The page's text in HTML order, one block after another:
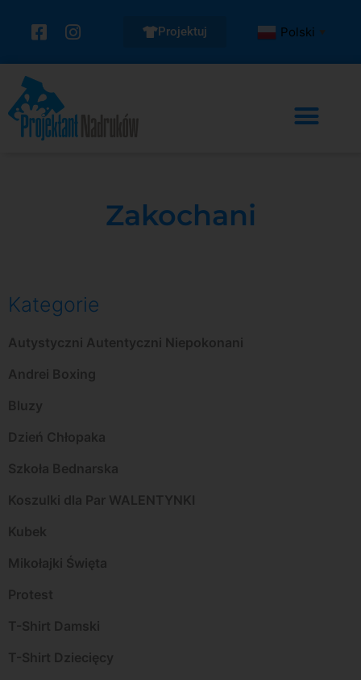
Projektuj Polski ▼
Zakochani
Kategorie
Autystyczni Autentyczni Niepokonani
Andrei Boxing
Bluzy
Dzień Chłopaka
Szkoła Bednarska
Koszulki dla Par WALENTYNKI
Kubek
Mikołajki Święta
Protest
T-Shirt Damski
T-Shirt Dziecięcy